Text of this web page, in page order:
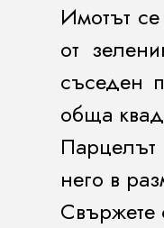
Имотът
от
съседен
обща
Парцелът
него в
Свържете